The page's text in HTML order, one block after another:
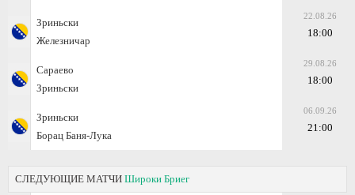
Зриньски
Железничар
22.08.26
18:00
Сараево
Зриньски
29.08.26
18:00
Зриньски
Борац Баня-Лука
06.09.26
21:00
СЛЕДУЮЩИЕ МАТЧИ Широки Бриег